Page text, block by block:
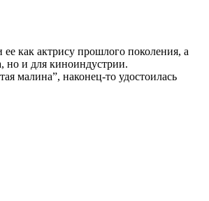
как актрису прошлого поколения, а
но и для киноиндустрии.
малина”, наконец-то удостоилась